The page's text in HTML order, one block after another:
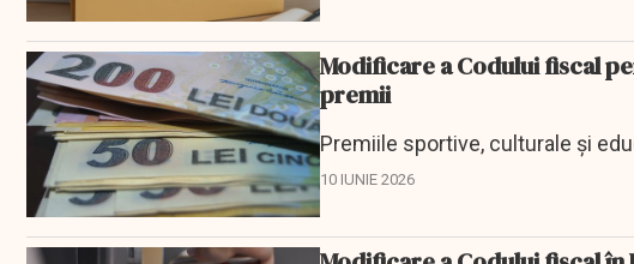
Modificare a Codului fiscal
premii
Premiile sportive, culturale și
10 IUNIE 2026